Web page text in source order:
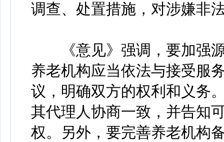
调查、处置措施，对涉嫌非
《意见》强调，要加强源
养老机构应当依法与接受服
议，明确双方的权利和义务
其代理人协商一致，并告知
权。另外，要完善养老机构